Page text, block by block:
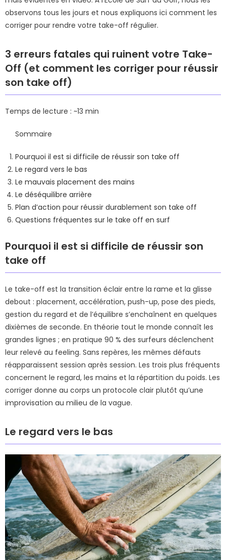
observons tous les jours et nous expliquons ici comment les
corriger pour rendre votre take-off régulier.
3 erreurs fatales qui ruinent votre Take-
Off (et comment les corriger pour réussir
son take off)
Temps de lecture : ~13 min
Sommaire
Pourquoi il est si difficile de réussir son take off
Le regard vers le bas
Le mauvais placement des mains
Le déséquilibre arrière
Plan d’action pour réussir durablement son take off
Questions fréquentes sur le take off en surf
Pourquoi il est si difficile de réussir son
take off
Le take-off est la transition éclair entre la rame et la glisse
debout : placement, accélération, push-up, pose des pieds,
gestion du regard et de l’équilibre s’enchaînent en quelques
dixièmes de seconde. En théorie tout le monde connaît les
grandes lignes ; en pratique 90 % des surfeurs déclenchent
leur relevé au feeling. Sans repères, les mêmes défauts
réapparaissent session après session. Les trois plus fréquents
concernent le regard, les mains et la répartition du poids. Les
corriger donne au corps un protocole clair plutôt qu’une
improvisation au milieu de la vague.
Le regard vers le bas